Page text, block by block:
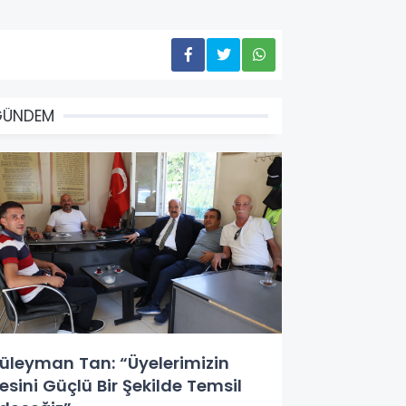
Tan: “Üyelerimizin
Güçlü Bir Şekilde Temsil